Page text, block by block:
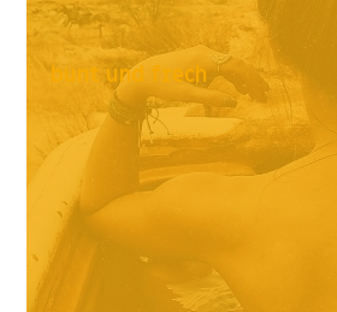
bunt und frech